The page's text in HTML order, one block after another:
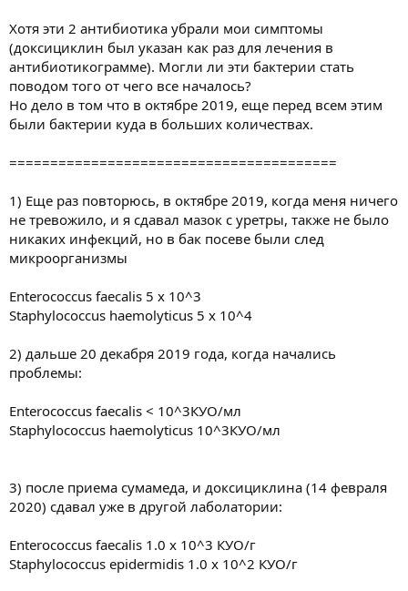
Хотя эти 2 антибиотика убрали мои симптомы
(доксициклин был указан как раз для лечения в
антибиотикограмме). Могли ли эти бактерии стать
поводом того от чего все началось?
Но дело в том что в октябре 2019, еще перед всем этим
были бактерии куда в больших количествах.
========================================
1) Еще раз повторюсь, в октябре 2019, когда меня ничего
не тревожило, и я сдавал мазок с уретры, также не было
никаких инфекций, но в бак посеве были след
микроорганизмы
Enterococcus faecalis 5 x 10^3
Staphylococcus haemolyticus 5 x 10^4
2) дальше 20 декабря 2019 года, когда начались
проблемы:
Enterococcus faecalis < 10^3КУО/мл
Staphylococcus haemolyticus 10^3КУО/мл
3) после приема сумамеда, и доксициклина (14 февраля
2020) сдавал уже в другой лаболатории:
Enterococcus faecalis 1.0 x 10^3 КУО/г
Staphylococcus epidermidis 1.0 x 10^2 КУО/г